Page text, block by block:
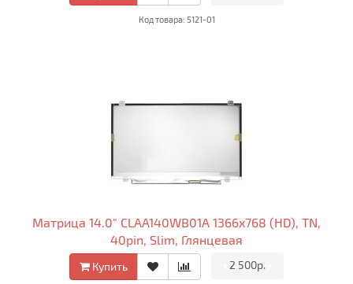
Код товара: 5121-01
Матрица 14.0" CLAA140WB01A 1366x768 (HD), TN,
40pin, Slim, Глянцевая
Купить 2 500р.